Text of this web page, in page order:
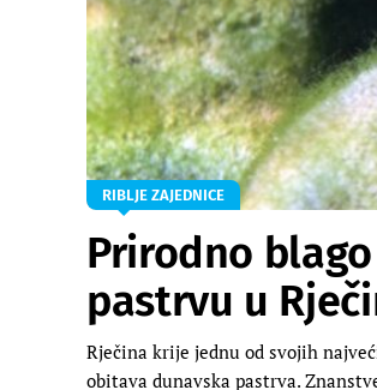
RIBLJE ZAJEDNICE
Prirodno
pastrvu u
Rječina krije jednu od svojih
obitava dunavska pastrva.